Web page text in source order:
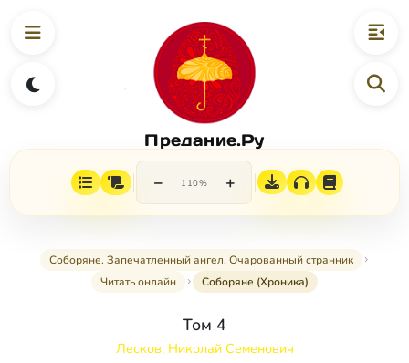
Предание.Ру
− 110% +
Соборяне. Запечатленный ангел. Очарованный странник
Читать онлайн
Соборяне (Хроника)
Том 4
Лесков, Николай Семенович